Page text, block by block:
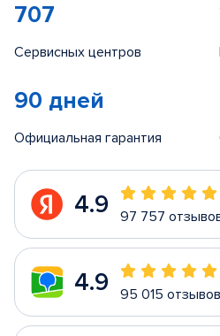
707
Сервисных центров
90 дней
Официальная гарантия
4.9 97 757
4.9 95 015 отзывов